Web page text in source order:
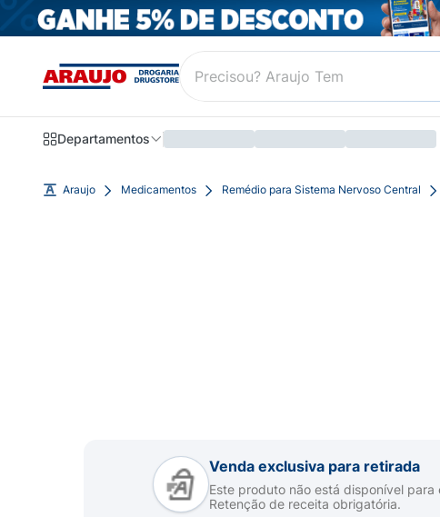
Departamentos
Araujo Medicamentos Remédio para Sistema Nervoso Central
Venda exclusiva para retirada
Este produto não está disponível para
Retenção de receita obrigatória.